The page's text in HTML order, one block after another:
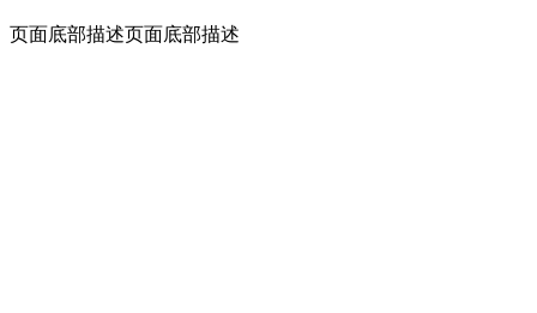
页面底部描述页面底部描述